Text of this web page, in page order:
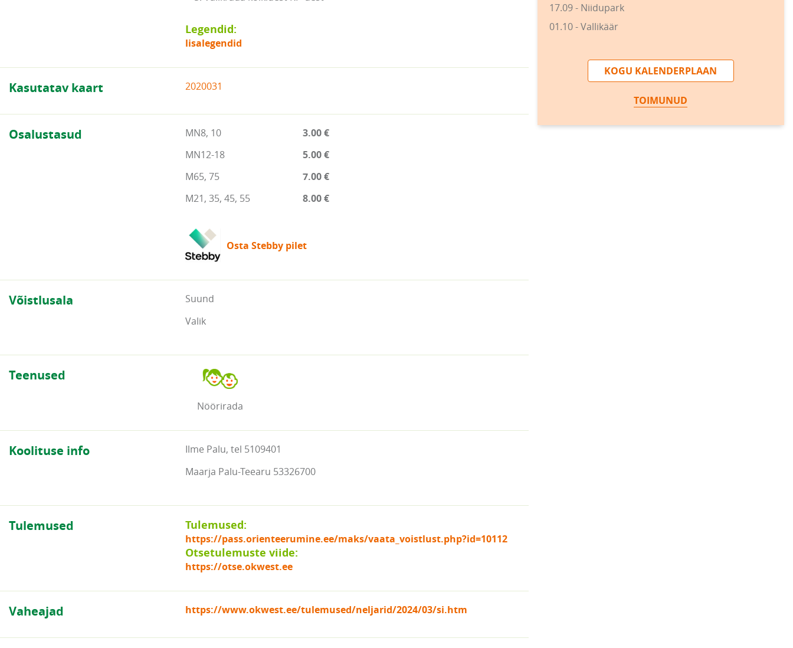
Legendid:
lisalegendid
Kasutatav kaart 2020031
Osalustasud MN8, 10
3.00 €
MN12-18
5.00 €
M65, 75
7.00 €
M21, 35, 45, 55
8.00 €
Osta Stebby pilet
Võistlusala
Suund
Valik
Teenused
Nöörirada
Koolituse info
Ilme Palu, tel 5109401
Maarja Palu-Teearu 53326700
Tulemused Tulemused:
https://pass.orienteerumine.ee/maks/vaata_voistlust.php?id=10112
Otsetulemuste viide:
https://otse.okwest.ee
Vaheajad https://www.okwest.ee/tulemused/neljarid/2024/03/si.htm
17.09 - Niidupark
01.10 - Vallikäär
KOGU KALENDERPLAAN
TOIMUNUD